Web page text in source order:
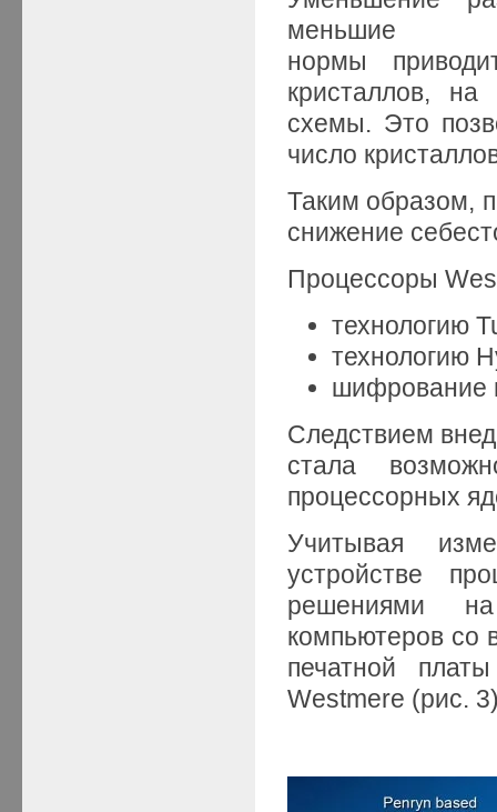
меньшие
нормы
кристаллов,
схемы. Это
число
Таким образом,
снижение
Процессоры
технологию
технологию
шифрование
Следствием
стала
процессорных
Учитывая
устройстве
решениями
компьютеров со
печатной
Westmere (рис.